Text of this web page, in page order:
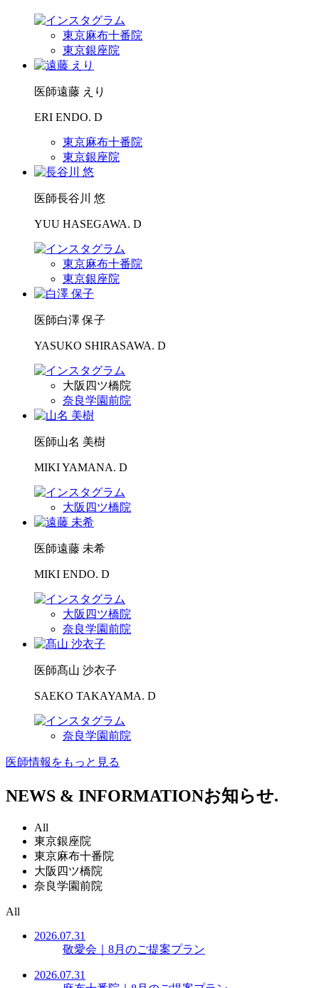
東京麻布十番院
東京銀座院
医師遠藤 えり
ERI ENDO. D
東京麻布十番院
東京銀座院
医師長谷川 悠
YUU HASEGAWA. D
東京麻布十番院
東京銀座院
医師白澤 保子
YASUKO SHIRASAWA. D
大阪四ツ橋院
奈良学園前院
医師山名 美樹
MIKI YAMANA. D
大阪四ツ橋院
医師遠藤 未希
MIKI ENDO. D
大阪四ツ橋院
奈良学園前院
医師髙山 沙衣子
SAEKO TAKAYAMA. D
奈良学園前院
医師情報をもっと見る
NEWS & INFORMATIONお知らせ.
All
東京銀座院
東京麻布十番院
大阪四ツ橋院
奈良学園前院
All
2026.07.31
敬愛会｜8月のご提案プラン
2026.07.31